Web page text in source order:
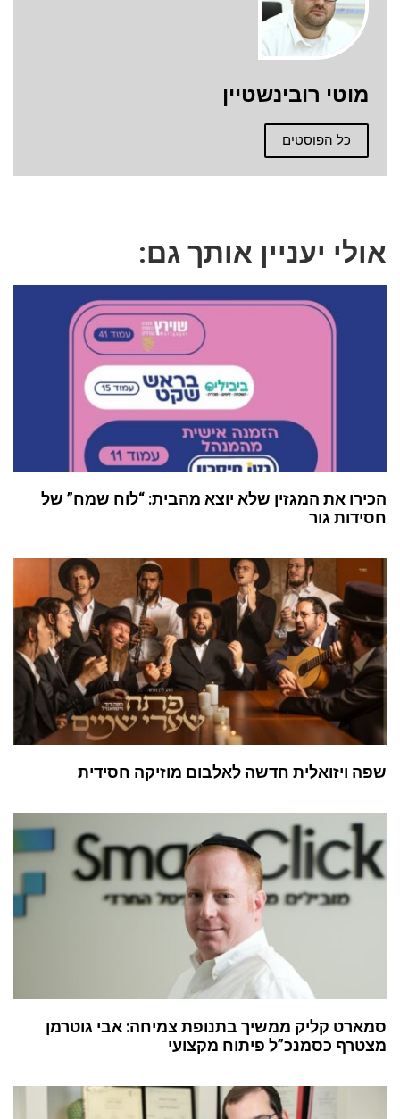
מוטי רובינשטיין
כל הפוסטים
אולי יעניין אותך גם:
הכירו את המגזין שלא יוצא מהבית: “לוח שמח” של
חסידות גור
שפה ויזואלית חדשה לאלבום מוזיקה חסידית
סמארט קליק ממשיך בתנופת צמיחה: אבי גוטרמן
מצטרף כסמנכ”ל פיתוח מקצועי